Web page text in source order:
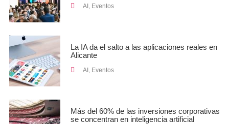
AI , Eventos
La IA da el salto a las aplicaciones reales en
Alicante
AI , Eventos
Más del 60% de las inversiones corporativas
se concentran en inteligencia artificial